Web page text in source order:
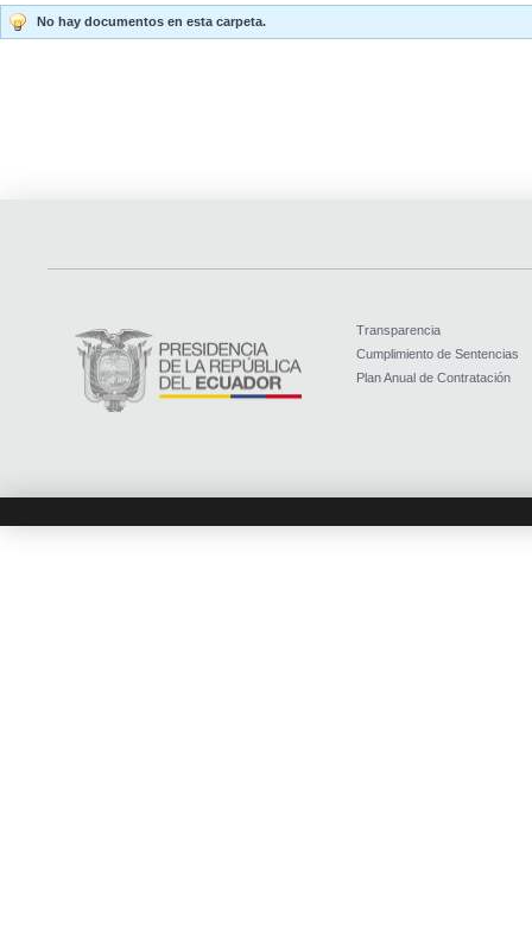
No hay documentos en esta carpeta.
Transparencia
Cumplimiento de Sentencias
Plan Anual de Contratación